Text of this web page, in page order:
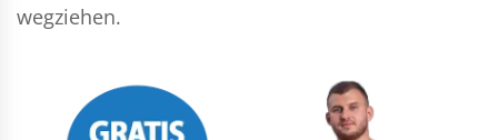
wegziehen.